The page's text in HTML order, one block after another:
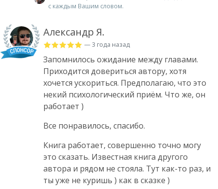
с каждым Вашим словом.
Александр Я.
— 3 года назад
Запомнилось ожидание между главами.
Приходится довериться автору, хотя
хочется ускориться. Предполагаю, что это
некий психологический приём. Что же, он
работает )
Все понравилось, спасибо.
Книга работает, совершенно точно могу
это сказать. Известная книга другого
автора и рядом не стояла. Тут как-то раз, и
ты уже не куришь ) как в сказке )